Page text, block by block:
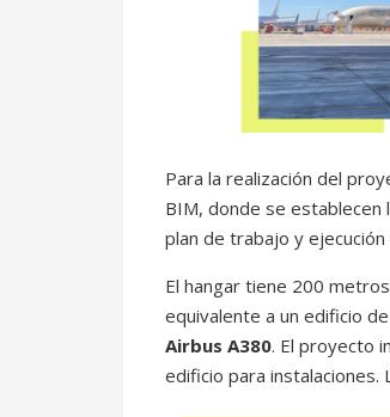
Para la realización del
BIM, donde se
plan de trabajo y
El hangar tiene 200
equivalente a un edificio
Airbus A380. El proyecto
edificio para